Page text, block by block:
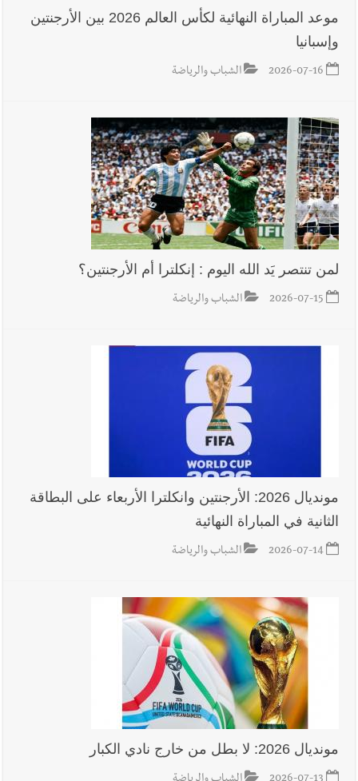
موعد المباراة النهائية لكأس العالم 2026 بين الأرجنتين
وإسبانيا
2026-07-16 الشباب والرياضة
لمن تنتصر يَد الله اليوم : إنكلترا أم الأرجنتين؟
2026-07-15 الشباب والرياضة
مونديال 2026: الأرجنتين وانكلترا الأربعاء على البطاقة
الثانية في المباراة النهائية
2026-07-14 الشباب والرياضة
مونديال 2026: لا بطل من خارج نادي الكبار